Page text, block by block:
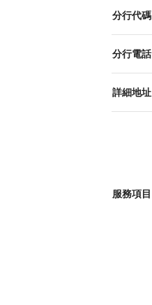
分行代碼
分行電話
詳細地址
服務項目